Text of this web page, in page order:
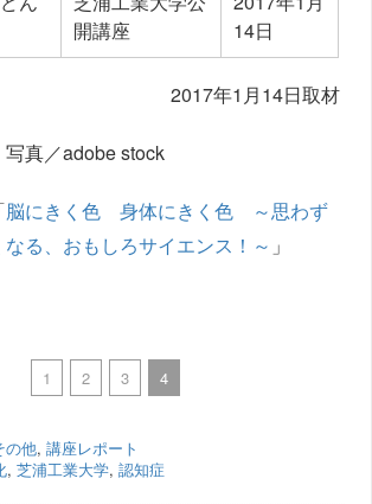
開講座
14日
2017年1月14日取材
真／adobe stock
脳にきく色 身体にきく色 ～思わず
る、おもしろサイエンス！～ 」
1 2 3 4
の他,講座レポート
,芝浦工業大学,認知症